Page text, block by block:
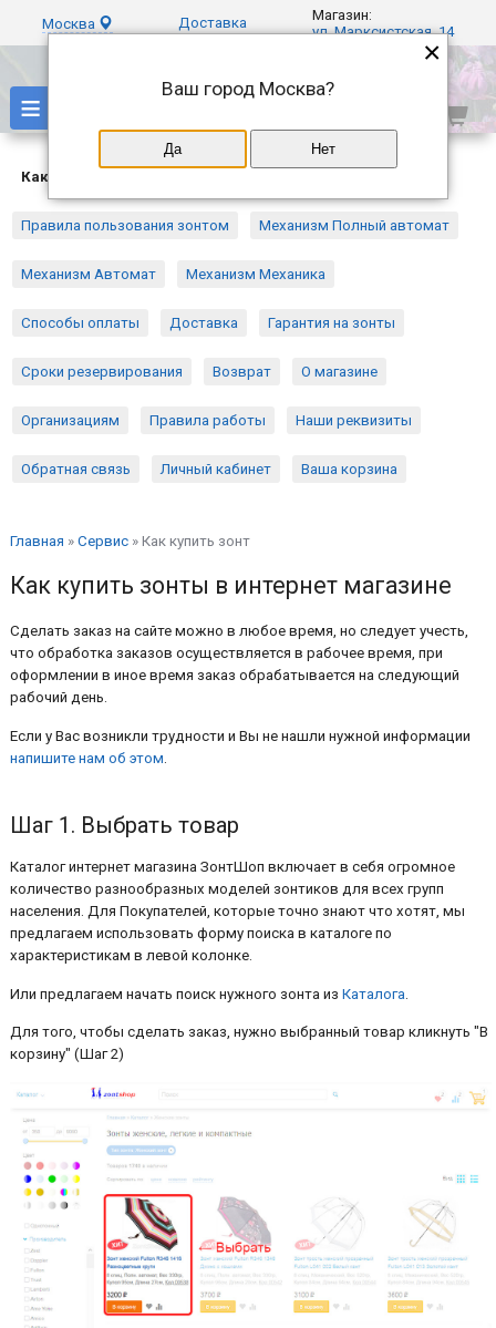
Москва Доставка
Магазин:
ул. Марксистская, 14
≡
Как купить зонт
Правила пользования зонтом Механизм Полный автомат
Механизм Автомат Механизм Механика
Способы оплаты Доставка Гарантия на зонты
Сроки резервирования Возврат О магазине
Организациям Правила работы Наши реквизиты
Обратная cвязь Личный кабинет Ваша корзина
Главная » Сервис»Как купить зонт
Как купить зонты в интернет магазине
Сделать заказ на сайте можно в любое время, но следует учесть,
что обработка заказов осуществляется в рабочее время, при
оформлении в иное время заказ обрабатывается на следующий
рабочий день.
Если у Вас возникли трудности и Вы не нашли нужной информации
напишите нам об этом
Шаг 1. Выбрать товар
Каталог интернет магазина ЗонтШоп включает в себя огромное
количество разнообразных моделей зонтиков для всех групп
населения. Для Покупателей, которые точно знают что хотят, мы
предлагаем использовать форму поиска в каталоге по
характеристикам в левой колонке.
Или предлагаем начать поиск нужного зонта из Каталога
Для того, чтобы сделать заказ, нужно выбранный товар кликнуть "В
корзину" (Шаг 2)
×
Ваш город Москва?
Да Нет